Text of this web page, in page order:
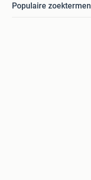
Populaire zoektermen